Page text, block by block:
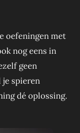
oefeningen met
nog eens in
geen
spieren
dé oplossing.